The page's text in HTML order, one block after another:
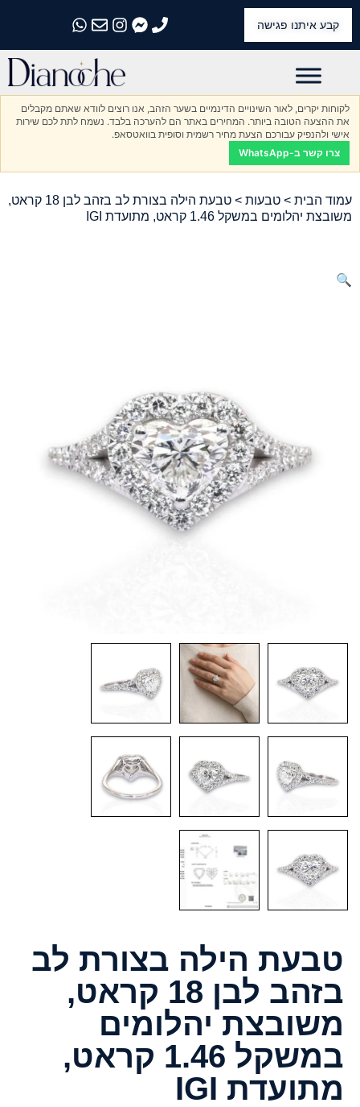
קבע איתנו פגישה
התקשרו אלינו
התקשרו אלינו
התקשרו אלינו
התקשרו אלינו
התקשרו אלינו
לקוחות יקרים, לאור השינויים הדינמיים בשער הזהב, אנו רוצים לוודא שאתם מקבלים
את ההצעה הטובה ביותר. המחירים באתר הם להערכה בלבד. נשמח לתת לכם שירות
אישי ולהנפיק עבורכם הצעת מחיר רשמית וסופית בוואטסאפ.
צרו קשר ב-WhatsApp
עמוד הבית > טבעות
> טבעת הילה בצורת לב בזהב לבן 18 קראט,
משובצת יהלומים במשקל 1.46 קראט, מתועדת IGI
🔍
טבעת הילה בצורת לב
בזהב לבן 18 קראט,
משובצת יהלומים
במשקל 1.46 קראט,
מתועדת IGI